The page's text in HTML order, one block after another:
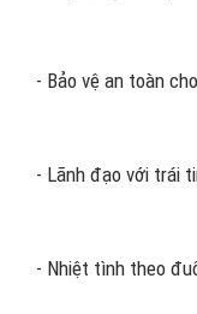
- Bảo vệ an toàn
- Lãnh đạo với trái
- Nhiệt tình theo